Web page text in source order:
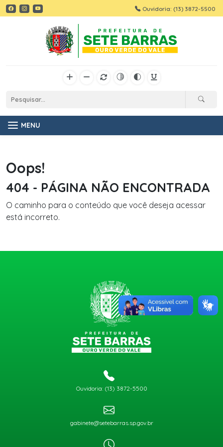
Ouvidoria: (13) 3872-5500
MENU
Oops!
404 - PÁGINA NÃO ENCONTRADA
O caminho para o conteúdo que você deseja acessar
está incorreto.
Ouvidoria: (13) 3872-5500
gabinete@setebarras.sp.gov.br